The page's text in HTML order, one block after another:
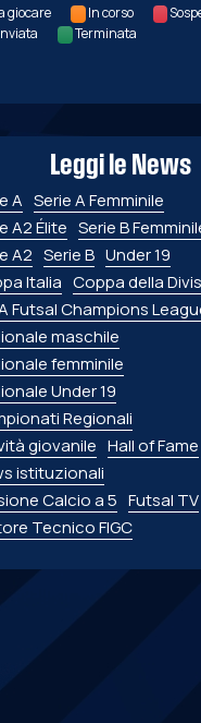
giocare In corso
Terminata
Leggi le News
A Serie A Femminile
A2 Élite Serie B
A2 Serie B Under 19
Italia Coppa della
Futsal Champions
maschile
femminile
Under 19
Regionali
giovanile Hall of Fame
istituzionali
Calcio a 5 Futsal TV
Tecnico FIGC